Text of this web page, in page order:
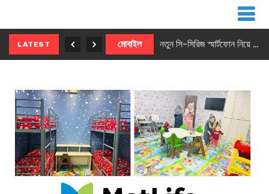
LATEST মোবাইল নতুন সি-সিরিজ স্মার্টফোন নিয়ে আসছে রিয়েলমি